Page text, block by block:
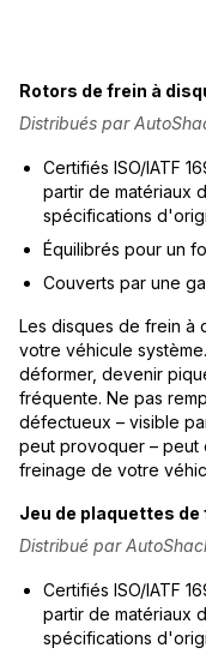
Rotors de frein à
Distribués par
Certifiés ISO/IATF
partir de matériaux
spécifications
Équilibrés pour un
Couverts par une
Les disques de frein à
votre véhicule
déformer, devenir
fréquente. Ne pas
défectueux – visible
peut provoquer – peut
freinage de votre
Jeu de plaquettes
Distribué par
Certifiés ISO/IATF
partir de matériaux
spécifications